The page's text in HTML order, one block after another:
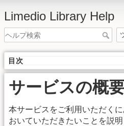
Limedio Library Help
目次
サービスの概
本サービスをご利用いただく
おいていただきたいことを説明